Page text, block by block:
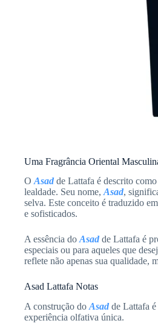
Uma Fragrância Oriental
O Asad de Lattafa é descrito
lealdade. Seu nome, Asad,
selva. Este conceito é traduzido
e sofisticados.
A essência do Asad de Lattafa é
especiais ou para aqueles que
reflete não apenas sua qualidade,
Asad Lattafa Notas
A construção do Asad de Lattafa
experiência olfativa única.